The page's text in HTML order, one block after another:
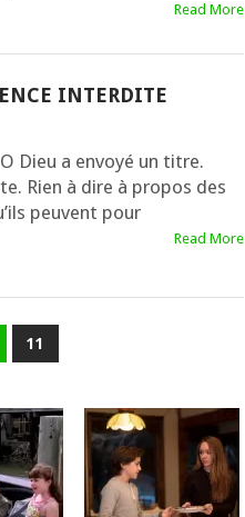
Read More
INTERDITE
Dieu a envoyé un titre.
Rien à dire à pro­pos des
peuvent pour
Read More
11